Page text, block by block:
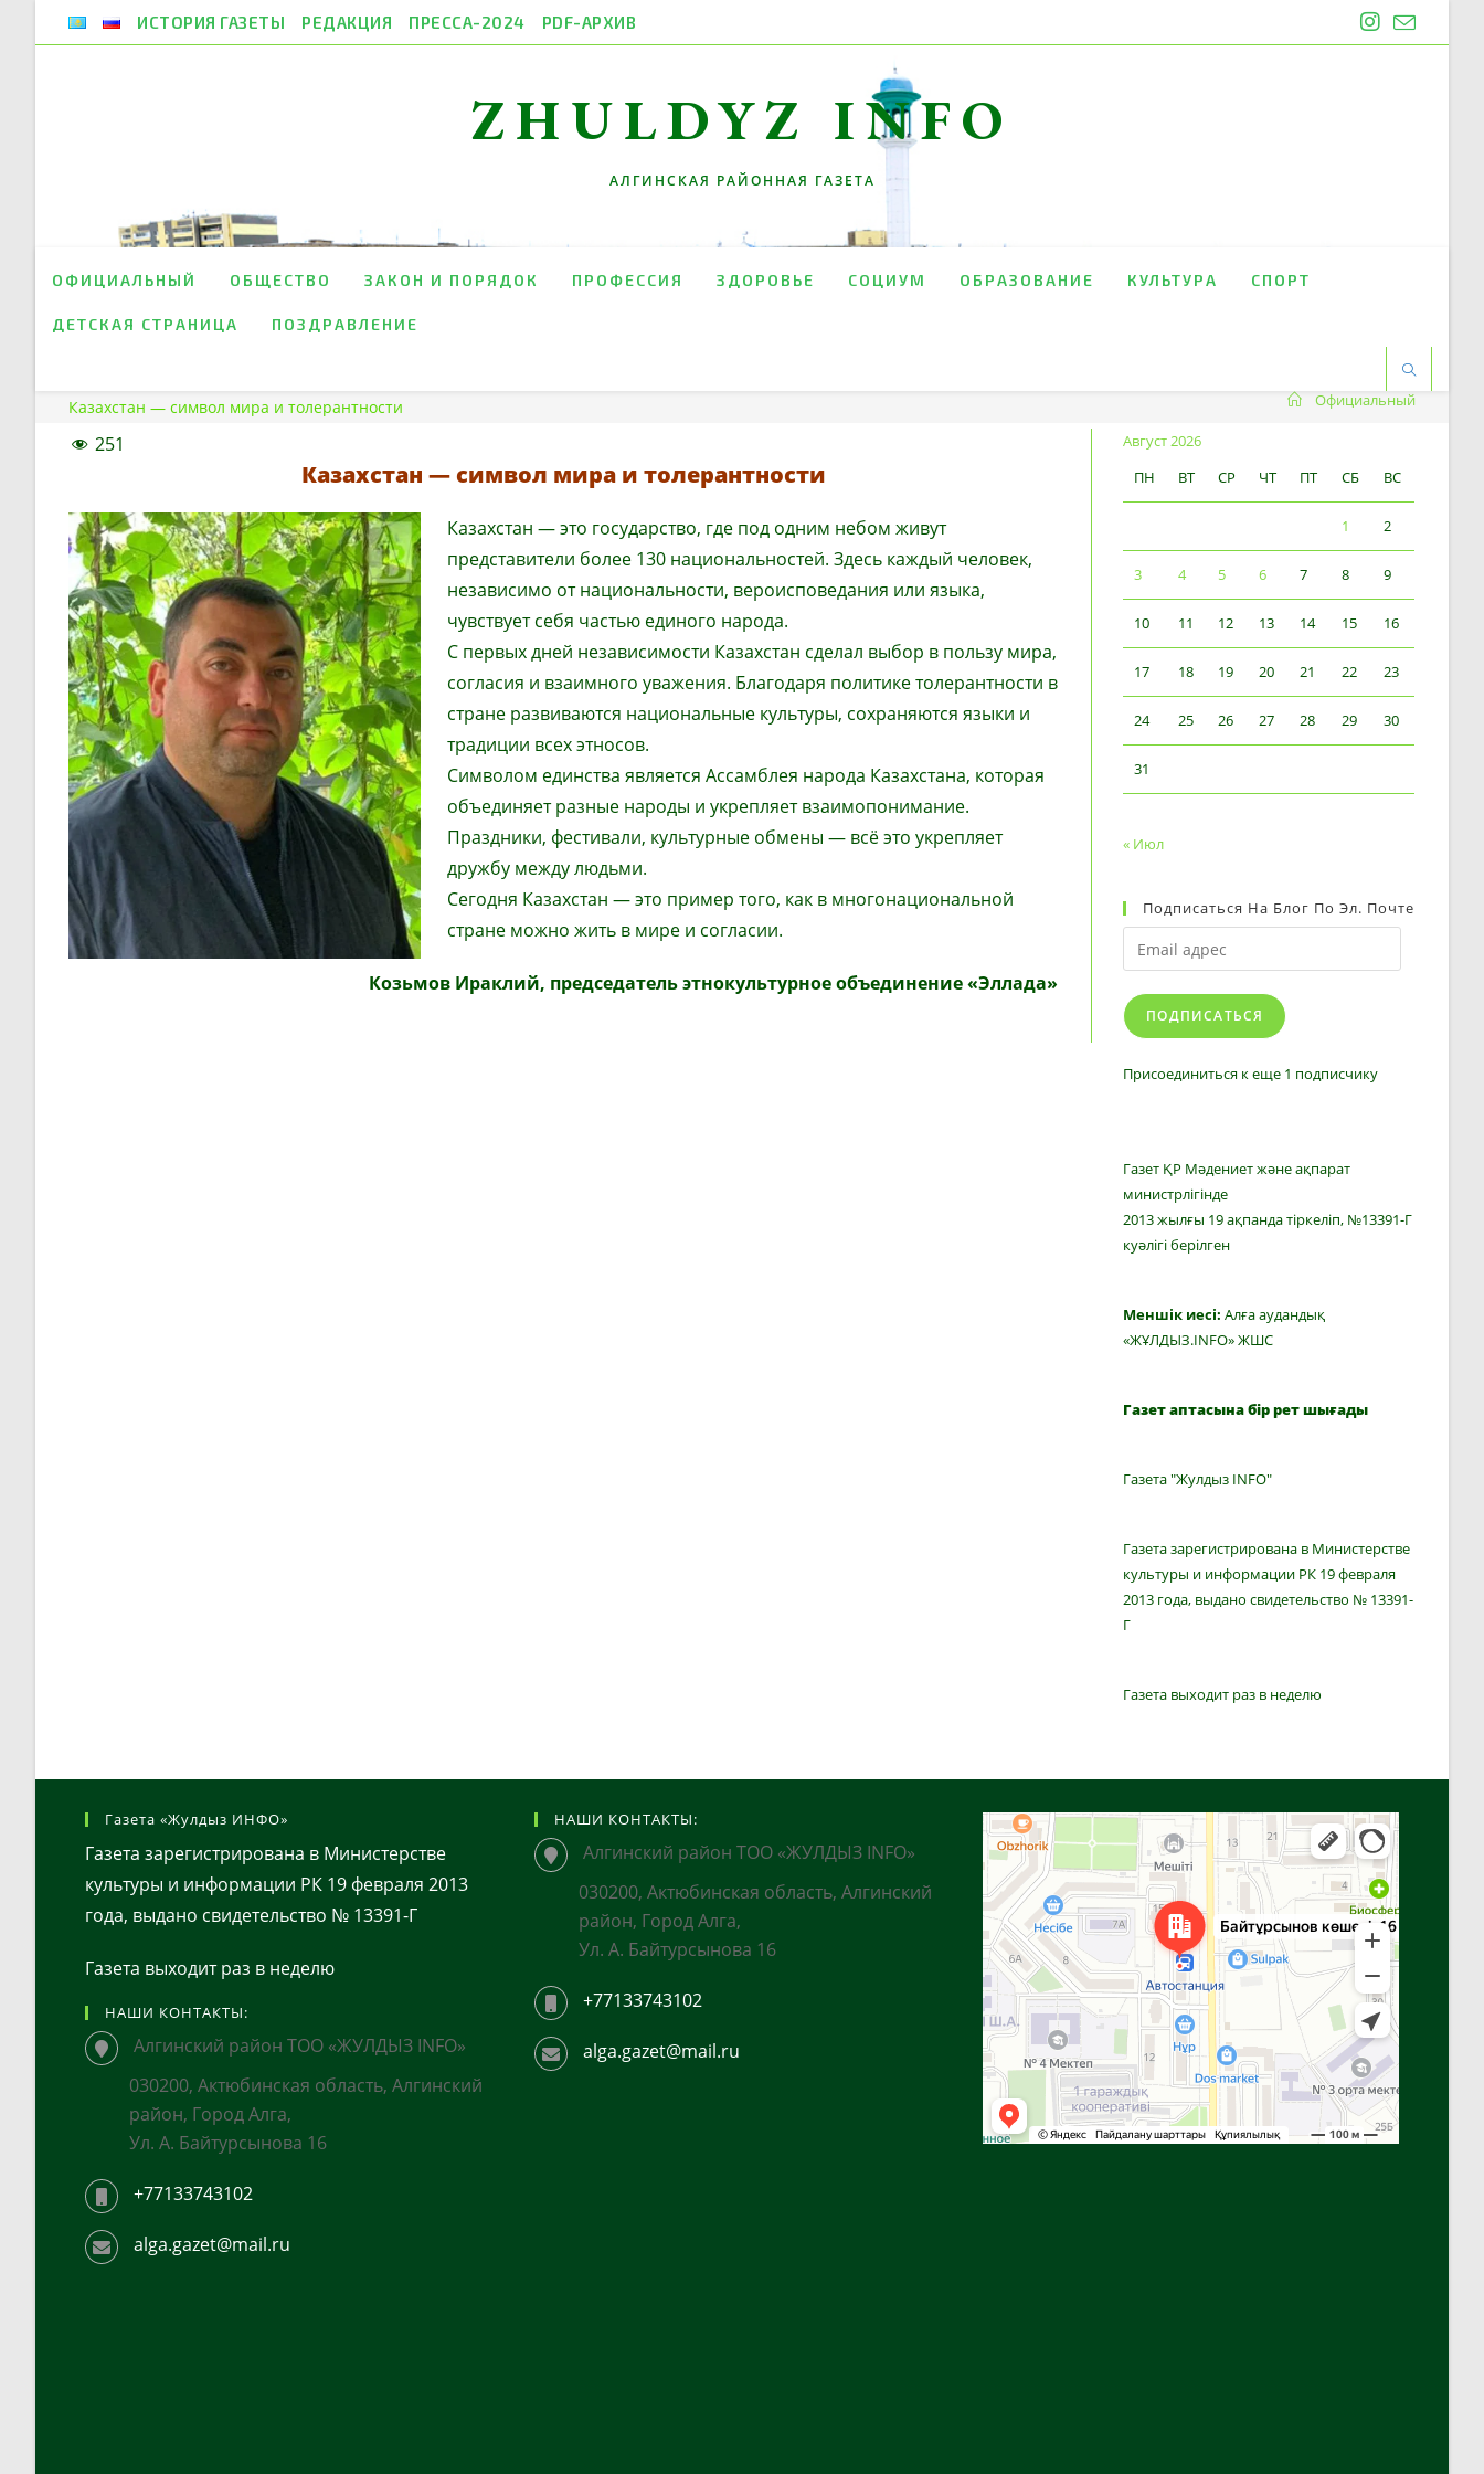
ИСТОРИЯ ГАЗЕТЫ РЕДАКЦИЯ ПРЕССА-2024 PDF-АРХИВ
ZHULDYZ INFO
АЛГИНСКАЯ РАЙОННАЯ ГАЗЕТА
ОФИЦИАЛЬНЫЙ ОБЩЕСТВО ЗАКОН И ПОРЯДОК ПРОФЕССИЯ ЗДОРОВЬЕ СОЦИУМ ОБРАЗОВАНИЕ КУЛЬТУРА СПОРТ
ДЕТСКАЯ СТРАНИЦА ПОЗДРАВЛЕНИЕ
Казахстан — символ мира и толерантности Официальный
251
Казахстан — символ мира и толерантности
Казахстан — это государство, где под одним небом живут
представители более 130 национальностей. Здесь каждый человек,
независимо от национальности, вероисповедания или языка,
чувствует себя частью единого народа.
С первых дней независимости Казахстан сделал выбор в пользу мира,
согласия и взаимного уважения. Благодаря политике толерантности в
стране развиваются национальные культуры, сохраняются языки и
традиции всех этносов.
Символом единства является Ассамблея народа Казахстана, которая
объединяет разные народы и укрепляет взаимопонимание.
Праздники, фестивали, культурные обмены — всё это укрепляет
дружбу между людьми.
Сегодня Казахстан — это пример того, как в многонациональной
стране можно жить в мире и согласии.
Козьмов Ираклий, председатель этнокультурное объединение «Эллада»
Август 2026
ПН
ВТ СР ЧТ ПТ СБ ВС
1 2
3 4 5 6 7 8 9
10 11 12 13 14 15 16
17 18 19 20 21 22 23
24 25 26 27 28 29 30
31
« Июл
Подписаться На Блог По Эл. Почте
Email
адрес
ПОДПИСАТЬСЯ
Присоединиться к еще 1 подписчику
Газет ҚР Мәдениет және ақпарат
министрлігінде
2013 жылғы 19 ақпанда тіркеліп, №13391-Г
куәлігі берілген
Меншік иесі: Алға аудандық
«ЖҰЛДЫЗ.INFO» ЖШС
Газет аптасына бір рет шығады
Газета "Жулдыз INFO"
Газета зарегистрирована в Министерстве
культуры и информации РК 19 февраля
2013 года, выдано свидетельство № 13391-
Г
Газета выходит раз в неделю
Газета «Жулдыз ИНФО»
Газета зарегистрирована в Министерстве
культуры и информации РК 19 февраля 2013
года, выдано свидетельство № 13391-Г
Газета выходит раз в неделю
НАШИ КОНТАКТЫ:
Алгинский район ТОО «ЖУЛДЫЗ INFO»
030200, Актюбинская область, Алгинский
район, Город Алга,
Ул. А. Байтурсынова 16
+77133743102
alga.gazet@mail.ru
НАШИ КОНТАКТЫ:
Алгинский район ТОО «ЖУЛДЫЗ INFO»
030200, Актюбинская область, Алгинский
район, Город Алга,
Ул. А. Байтурсынова 16
+77133743102
alga.gazet@mail.ru
Алга
Улица Байтурсынова, 16 — Яндекс Карты